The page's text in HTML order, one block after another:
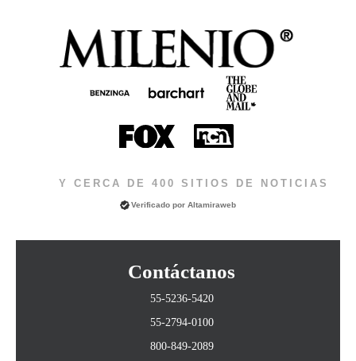
Y CERCA DE 400 SITIOS DE NOTICIAS
Verificado porAltamiraweb
Contáctanos
55-5236-5420
55-2794-0100
800-849-2089